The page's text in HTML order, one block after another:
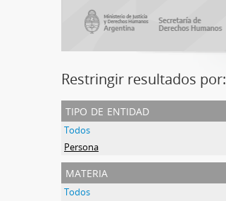
Restringir resultados por:
tipo de entidad
Todos
Persona
materia
Todos